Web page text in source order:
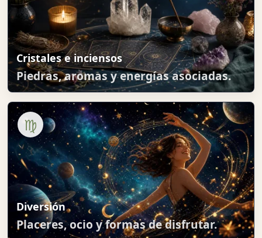
Cristales e inciensos
Piedras, aromas y energías asociadas.
♍
Diversión
Placeres, ocio y formas de disfrutar.